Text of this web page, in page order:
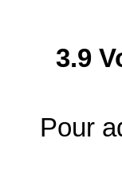
3.9
Pour